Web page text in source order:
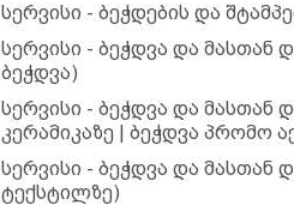
სერვისი - ბეჭდების და
სერვისი - ბეჭდვა და მასთან
ბეჭდვა)
სერვისი - ბეჭდვა და მასთან
კერამიკაზე | ბეჭდვა პრომო
სერვისი - ბეჭდვა და მასთან
ტექსტილზე)